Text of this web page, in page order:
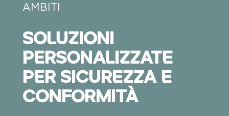
AMBITI
SOLUZIONI
PERSONALIZZATE
PER SICUREZZA E
CONFORMITÀ